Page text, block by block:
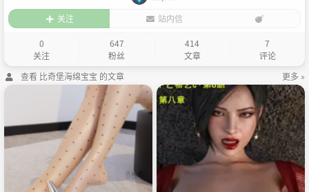
关注
站内信
0
关注
647
粉丝
414
文章
7
评论
查看 比奇堡海绵宝宝 的文章
更多 »